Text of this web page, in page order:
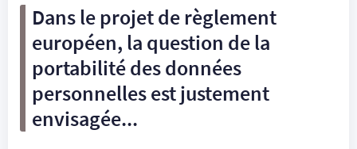
Dans le projet de règlement
européen, la question de la
portabilité des données
personnelles est justement
envisagée...